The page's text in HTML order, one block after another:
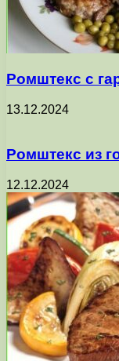
Ромштекс с
13.12.2024
Ромштекс из
12.12.2024